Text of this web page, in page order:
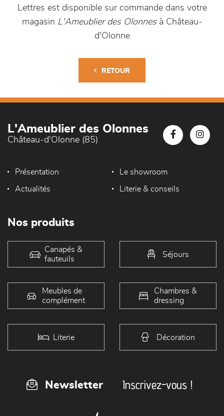
Lettres est disponible sur commande dans votre
magasin L'Ameublier des Olonnesà Château-
d'Olonne
RETOUR
L'Ameublier des Olonnes
Château-d'Olonne (85)
Présentation Le showroom
Actualités Literie & conseils
Nos produits
Canapés &
fauteuils
Séjours
Meubles de
complément
Chambres &
dressing
Literie Décoration
Newsletter Inscrivez-vous !